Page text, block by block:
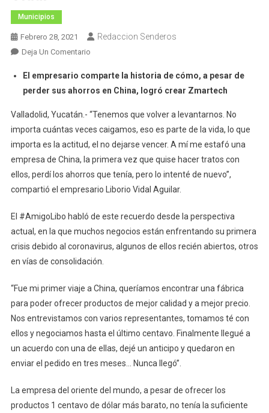
Municipios
Febrero 28, 2021 Redaccion Senderos
Deja Un ComentarioEn
Que
Levantarnos:
Vidal
El empresario comparte la historia de cómo, a pesar de
perder sus ahorros en China, logró crear Zmartech
Valladolid, Yucatán.- “Tenemos que volver a levantarnos. No
importa cuántas veces caigamos, eso es parte de la vida, lo que
importa es la actitud, el no dejarse vencer. A mí me estafó una
empresa de China, la primera vez que quise hacer tratos con
ellos, perdí los ahorros que tenía, pero lo intenté de nuevo”,
compartió el empresario Liborio Vidal Aguilar.
El #AmigoLibo habló de este recuerdo desde la perspectiva
actual, en la que muchos negocios están enfrentando su primera
crisis debido al coronavirus, algunos de ellos recién abiertos, otros
en vías de consolidación.
“Fue mi primer viaje a China, queríamos encontrar una fábrica
para poder ofrecer productos de mejor calidad y a mejor precio.
Nos entrevistamos con varios representantes, tomamos té con
ellos y negociamos hasta el último centavo. Finalmente llegué a
un acuerdo con una de ellas, dejé un anticipo y quedaron en
enviar el pedido en tres meses… Nunca llegó”.
La empresa del oriente del mundo, a pesar de ofrecer los
productos 1 centavo de dólar más barato, no tenía la suficiente